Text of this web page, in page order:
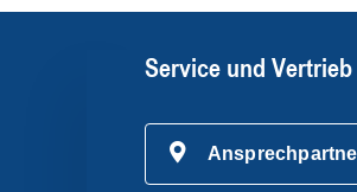
Service und Vertrieb